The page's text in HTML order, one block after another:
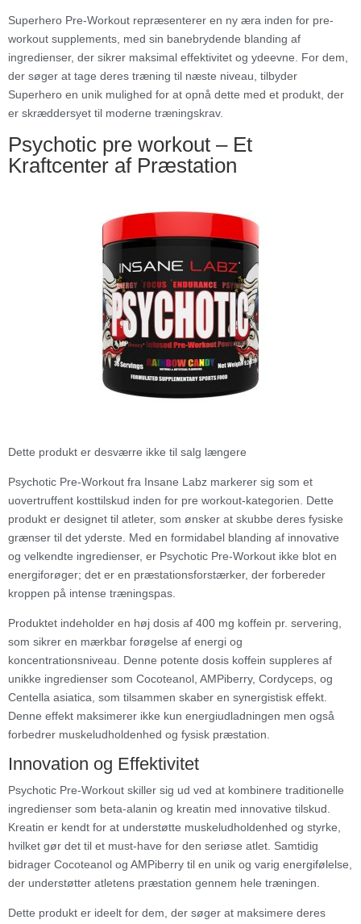
Superhero Pre-Workout repræsenterer en ny æra inden for pre-
workout supplements, med sin banebrydende blanding af
ingredienser, der sikrer maksimal effektivitet og ydeevne. For dem,
der søger at tage deres træning til næste niveau, tilbyder
Superhero en unik mulighed for at opnå dette med et produkt, der
er skræddersyet til moderne træningskrav.
Psychotic pre workout – Et
Kraftcenter af Præstation
Dette produkt er desværre ikke til salg længere
Psychotic Pre-Workout fra Insane Labz markerer sig som et
uovertruffent kosttilskud inden for pre workout-kategorien. Dette
produkt er designet til atleter, som ønsker at skubbe deres fysiske
grænser til det yderste. Med en formidabel blanding af innovative
og velkendte ingredienser, er Psychotic Pre-Workout ikke blot en
energiforøger; det er en præstationsforstærker, der forbereder
kroppen på intense træningspas.
Produktet indeholder en høj dosis af 400 mg koffein pr. servering,
som sikrer en mærkbar forøgelse af energi og
koncentrationsniveau. Denne potente dosis koffein suppleres af
unikke ingredienser som Cocoteanol, AMPiberry, Cordyceps, og
Centella asiatica, som tilsammen skaber en synergistisk effekt.
Denne effekt maksimerer ikke kun energiudladningen men også
forbedrer muskeludholdenhed og fysisk præstation.
Innovation og Effektivitet
Psychotic Pre-Workout skiller sig ud ved at kombinere traditionelle
ingredienser som beta-alanin og kreatin med innovative tilskud.
Kreatin er kendt for at understøtte muskeludholdenhed og styrke,
hvilket gør det til et must-have for den seriøse atlet. Samtidig
bidrager Cocoteanol og AMPiberry til en unik og varig energifølelse,
der understøtter atletens præstation gennem hele træningen.
Dette produkt er ideelt for dem, der søger at maksimere deres